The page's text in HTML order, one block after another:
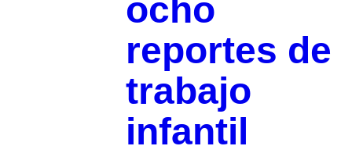
ocho
reportes de
trabajo
infantil